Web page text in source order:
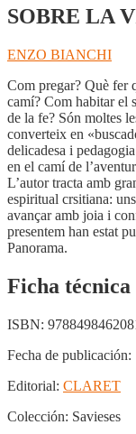
SOBRE LA
ENZO BIANCHI
Com pregar? Què fer
camí? Com habitar el
de la fe? Són moltes
converteix en
delicadesa i
en el camí de
L’autor tracta amb
espiritual crsitiana:
avançar amb joia i
presentem han estat
Panorama.
Ficha técnica
ISBN:
Fecha de publicación:
Editorial: CLARET
Colección: Savieses